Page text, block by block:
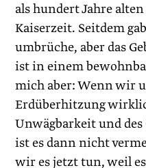
als hundert Jahre alten
Kaiserzeit. Seitdem
umbrüche, aber das
ist in einem
mich aber: Wenn wir
Erdüberhitzung
Unwägbarkeit und
ist es dann nicht
wir es jetzt tun, weil